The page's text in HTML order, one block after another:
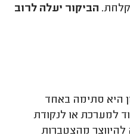
הביקור יעלה לרוב
היא סתימה באחד
למערכת או לנקודת
להיווצר מהצטברות